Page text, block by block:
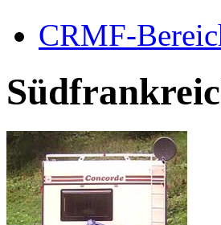
CRMF-